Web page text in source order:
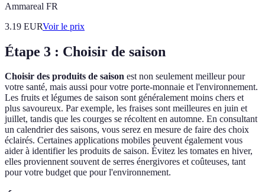
Ammareal FR
3.19 EURVoir le prix
Étape 3 : Choisir de saison
Choisir des produits de saison est non seulement meilleur pour
votre santé, mais aussi pour votre porte-monnaie et l'environnement.
Les fruits et légumes de saison sont généralement moins chers et
plus savoureux. Par exemple, les fraises sont meilleures en juin et
juillet, tandis que les courges se récoltent en automne. En consultant
un calendrier des saisons, vous serez en mesure de faire des choix
éclairés. Certaines applications mobiles peuvent également vous
aider à identifier les produits de saison. Évitez les tomates en hiver,
elles proviennent souvent de serres énergivores et coûteuses, tant
pour votre budget que pour l'environnement.